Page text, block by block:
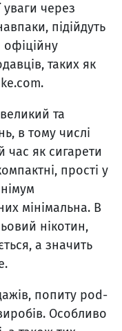
через
підійдуть
таких як
та
в тому числі
час як сигарети
прості у
мінімальна. В
нікотин,
а значить
попиту pod-
Особливо